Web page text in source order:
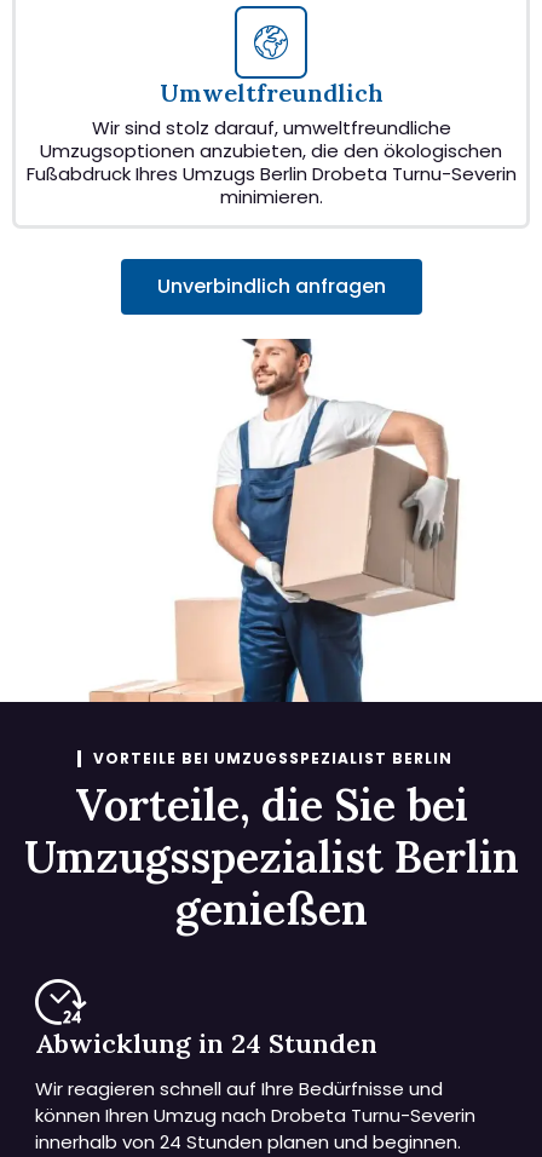
Umweltfreundlich
Wir sind stolz darauf, umweltfreundliche
Umzugsoptionen anzubieten, die den ökologischen
Fußabdruck Ihres Umzugs Berlin Drobeta Turnu-Severin
minimieren.
Unverbindlich anfragen
VORTEILE BEI UMZUGSSPEZIALIST BERLIN
Vorteile, die Sie bei
Umzugsspezialist Berlin
genießen
Abwicklung in 24 Stunden
Wir reagieren schnell auf Ihre Bedürfnisse und
können Ihren Umzug nach Drobeta Turnu-Severin
innerhalb von 24 Stunden planen und beginnen.